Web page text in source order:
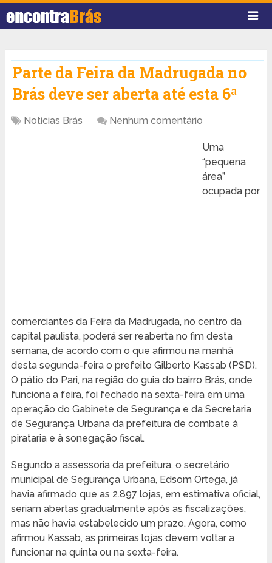
Parte da Feira da Madrugada no
Brás deve ser aberta até esta 6ª ‎
Notícias Brás Nenhum comentário
Uma
“pequena
área”
ocupada por
comerciantes da Feira da Madrugada, no centro da
capital paulista, poderá ser reaberta no fim desta
semana, de acordo com o que afirmou na manhã
desta segunda-feira o prefeito Gilberto Kassab (PSD).
O pátio do Pari, na região do guia do bairro Brás, onde
funciona a feira, foi fechado na sexta-feira em uma
operação do Gabinete de Segurança e da Secretaria
de Segurança Urbana da prefeitura de combate à
pirataria e à sonegação fiscal.
Segundo a assessoria da prefeitura, o secretário
municipal de Segurança Urbana, Edsom Ortega, já
havia afirmado que as 2.897 lojas, em estimativa oficial,
seriam abertas gradualmente após as fiscalizações,
mas não havia estabelecido um prazo. Agora, como
afirmou Kassab, as primeiras lojas devem voltar a
funcionar na quinta ou na sexta-feira.